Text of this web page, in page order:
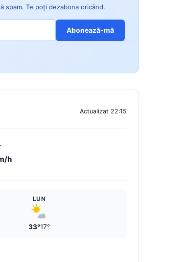
spam. Te poți dezabona oricând.
Abonează-mă
Actualizat 22:15
h
LUN
33°17°